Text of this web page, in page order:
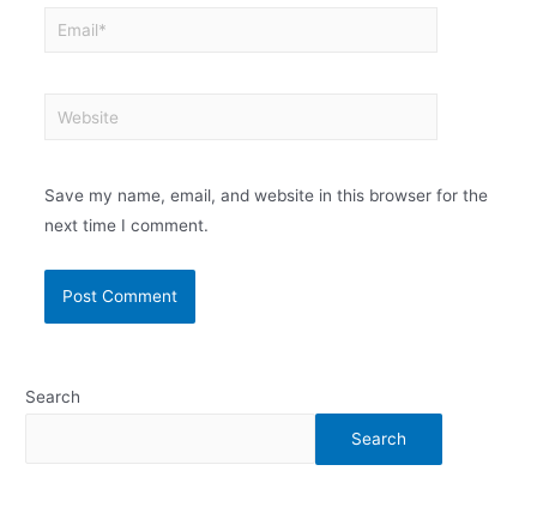
Email*
Website
Save my name, email, and website in this browser for the
next time I comment.
Search
Search